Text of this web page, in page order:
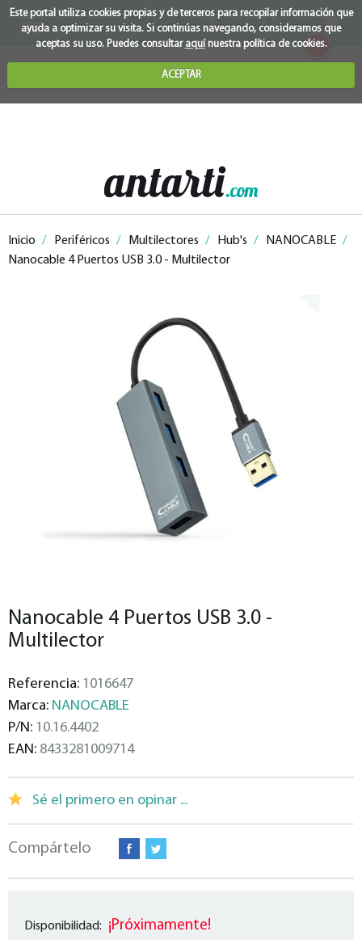
Este portal utiliza cookies propias y de terceros para recopilar información que
ayuda a optimizar su visita. Si continúas navegando, consideramos que
aceptas su uso. Puedes consultar aquínuestra política de cookies.
ACEPTAR
0
Inicio / Periféricos / Multilectores / Hub's / NANOCABLE /
Nanocable 4 Puertos USB 3.0 - Multilector
Nanocable 4 Puertos USB 3.0 -
Multilector
Referencia: 1016647
Marca: NANOCABLE
P/N: 10.16.4402
EAN: 8433281009714
Sé el primero en opinar ...
Compártelo
Disponibilidad: ¡Próximamente!